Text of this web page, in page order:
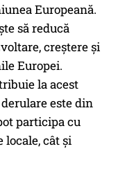
Europeană.
să reducă
creștere și
Europei.
la acest
este din
participa cu
cât și